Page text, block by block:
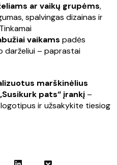
ar vaikų grupėms,
spalvingas dizainas ir
vaikams padės
darželiui – paprastai
marškinėlius
pats“ įrankį –
ir užsakykite tiesiog